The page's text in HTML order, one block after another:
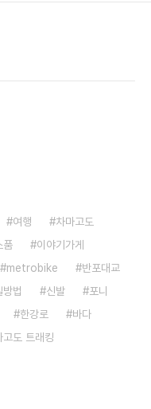
여행
차마고도
품
이야기가게
metrobike
반포대교
방법 신발
포니
한강로
바다
고도 트래킹